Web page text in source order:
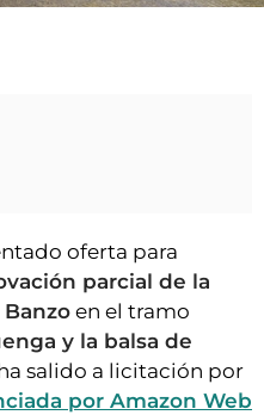
MILITANTE
oferta para
parcial de la
en el tramo
y la balsa de
salido a licitación por
por Amazon Web